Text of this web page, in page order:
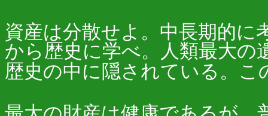
資産は分散せよ。中長期的
から歴史に学べ。人類最大
歴史の中に隠されている。